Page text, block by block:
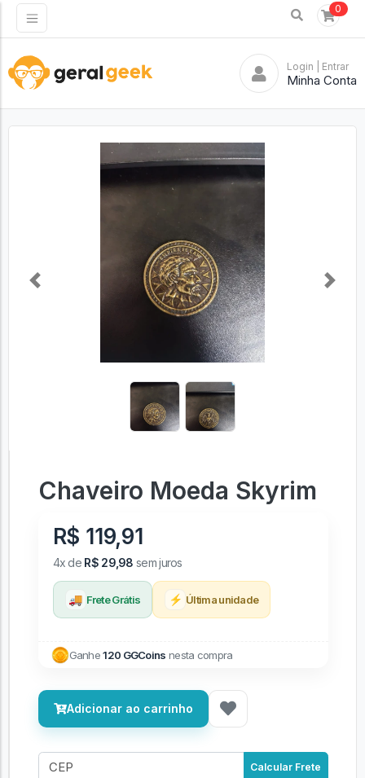
0
Login | Entrar
Minha Conta
Previous Next
Chaveiro Moeda Skyrim
R$ 119,91
4x de R$ 29,98 sem juros
🚚 Frete Grátis ⚡ Última unidade
Ganhe120 GGCoins nesta compra
Adicionar ao carrinho
Calcular Frete